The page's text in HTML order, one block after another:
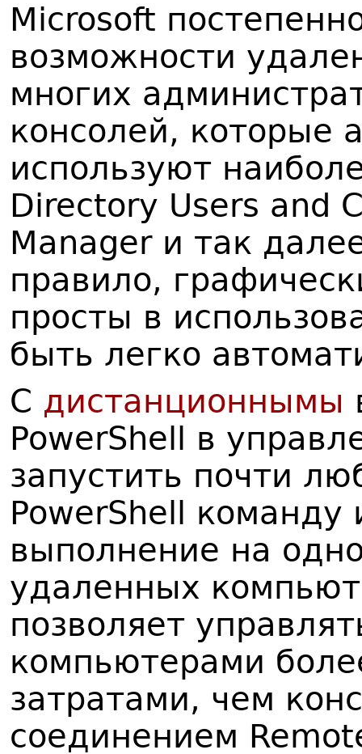
Microsoft
возможности
многих
консолей, которые
используют
Directory Users and
Manager и так
правило,
просты в
быть легко
С дистанционнымы
PowerShell в
запустить почти
PowerShell команду
выполнение на
удаленных
позволяет
компьютерами
затратами, чем
соединением